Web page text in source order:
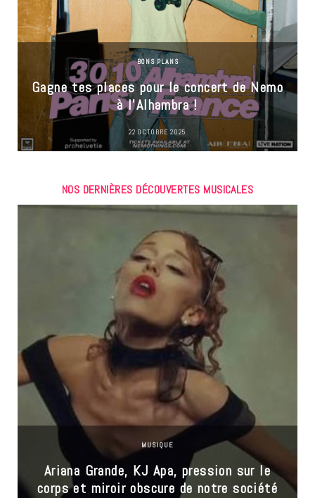
BONS PLANS
Gagne tes places pour le concert de Nemo
à l’Alhambra !
22 OCTOBRE 2025
NOS DERNIÈRES DÉCOUVERTES MUSICALES
MUSIQUE
Ariana Grande, KJ Apa, pression sur le
corps et miroir obscure de notre société